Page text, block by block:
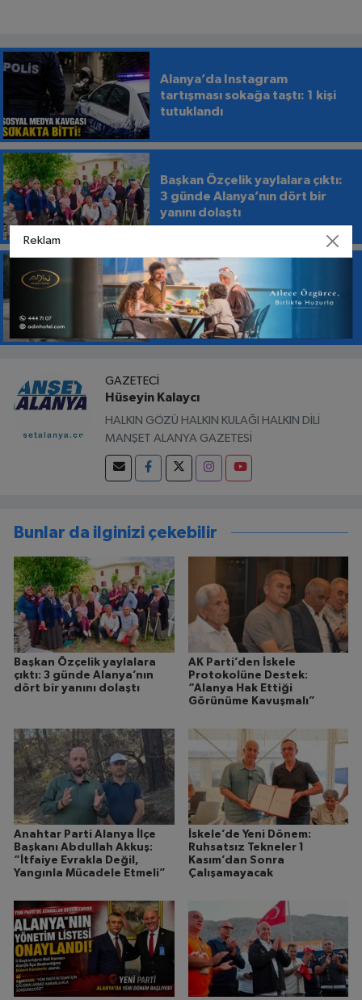
Alanya’da Instagram
tartışması sokağa taştı: 1 kişi
tutuklandı
Başkan Özçelik yaylalara çıktı:
3 günde Alanya’nın dört bir
yanını dolaştı
KESTEL'DE ASFALT 9 GÜN
ÖNCEDEN TAMAMLANDI EN
ANLAMLI TEŞEKKÜR İŞ
MAKİNESİNİN ÜZERİNE
BIRAKILDI
GAZETECI
Hüseyin Kalaycı
HALKIN GÖZÜ HALKIN KULAĞI HALKIN DİLİ
MANŞET ALANYA GAZETESİ
Bunlar da ilginizi çekebilir
Başkan Özçelik yaylalara
çıktı: 3 günde Alanya’nın
dört bir yanını dolaştı
AK Parti’den İskele
Protokolüne Destek:
“Alanya Hak Ettiği
Görünüme Kavuşmalı”
Anahtar Parti Alanya İlçe
Başkanı Abdullah Akkuş:
“İtfaiye Evrakla Değil,
Yangınla Mücadele Etmeli”
İskele’de Yeni Dönem:
Ruhsatsız Tekneler 1
Kasım’dan Sonra
Çalışamayacak
Reklam